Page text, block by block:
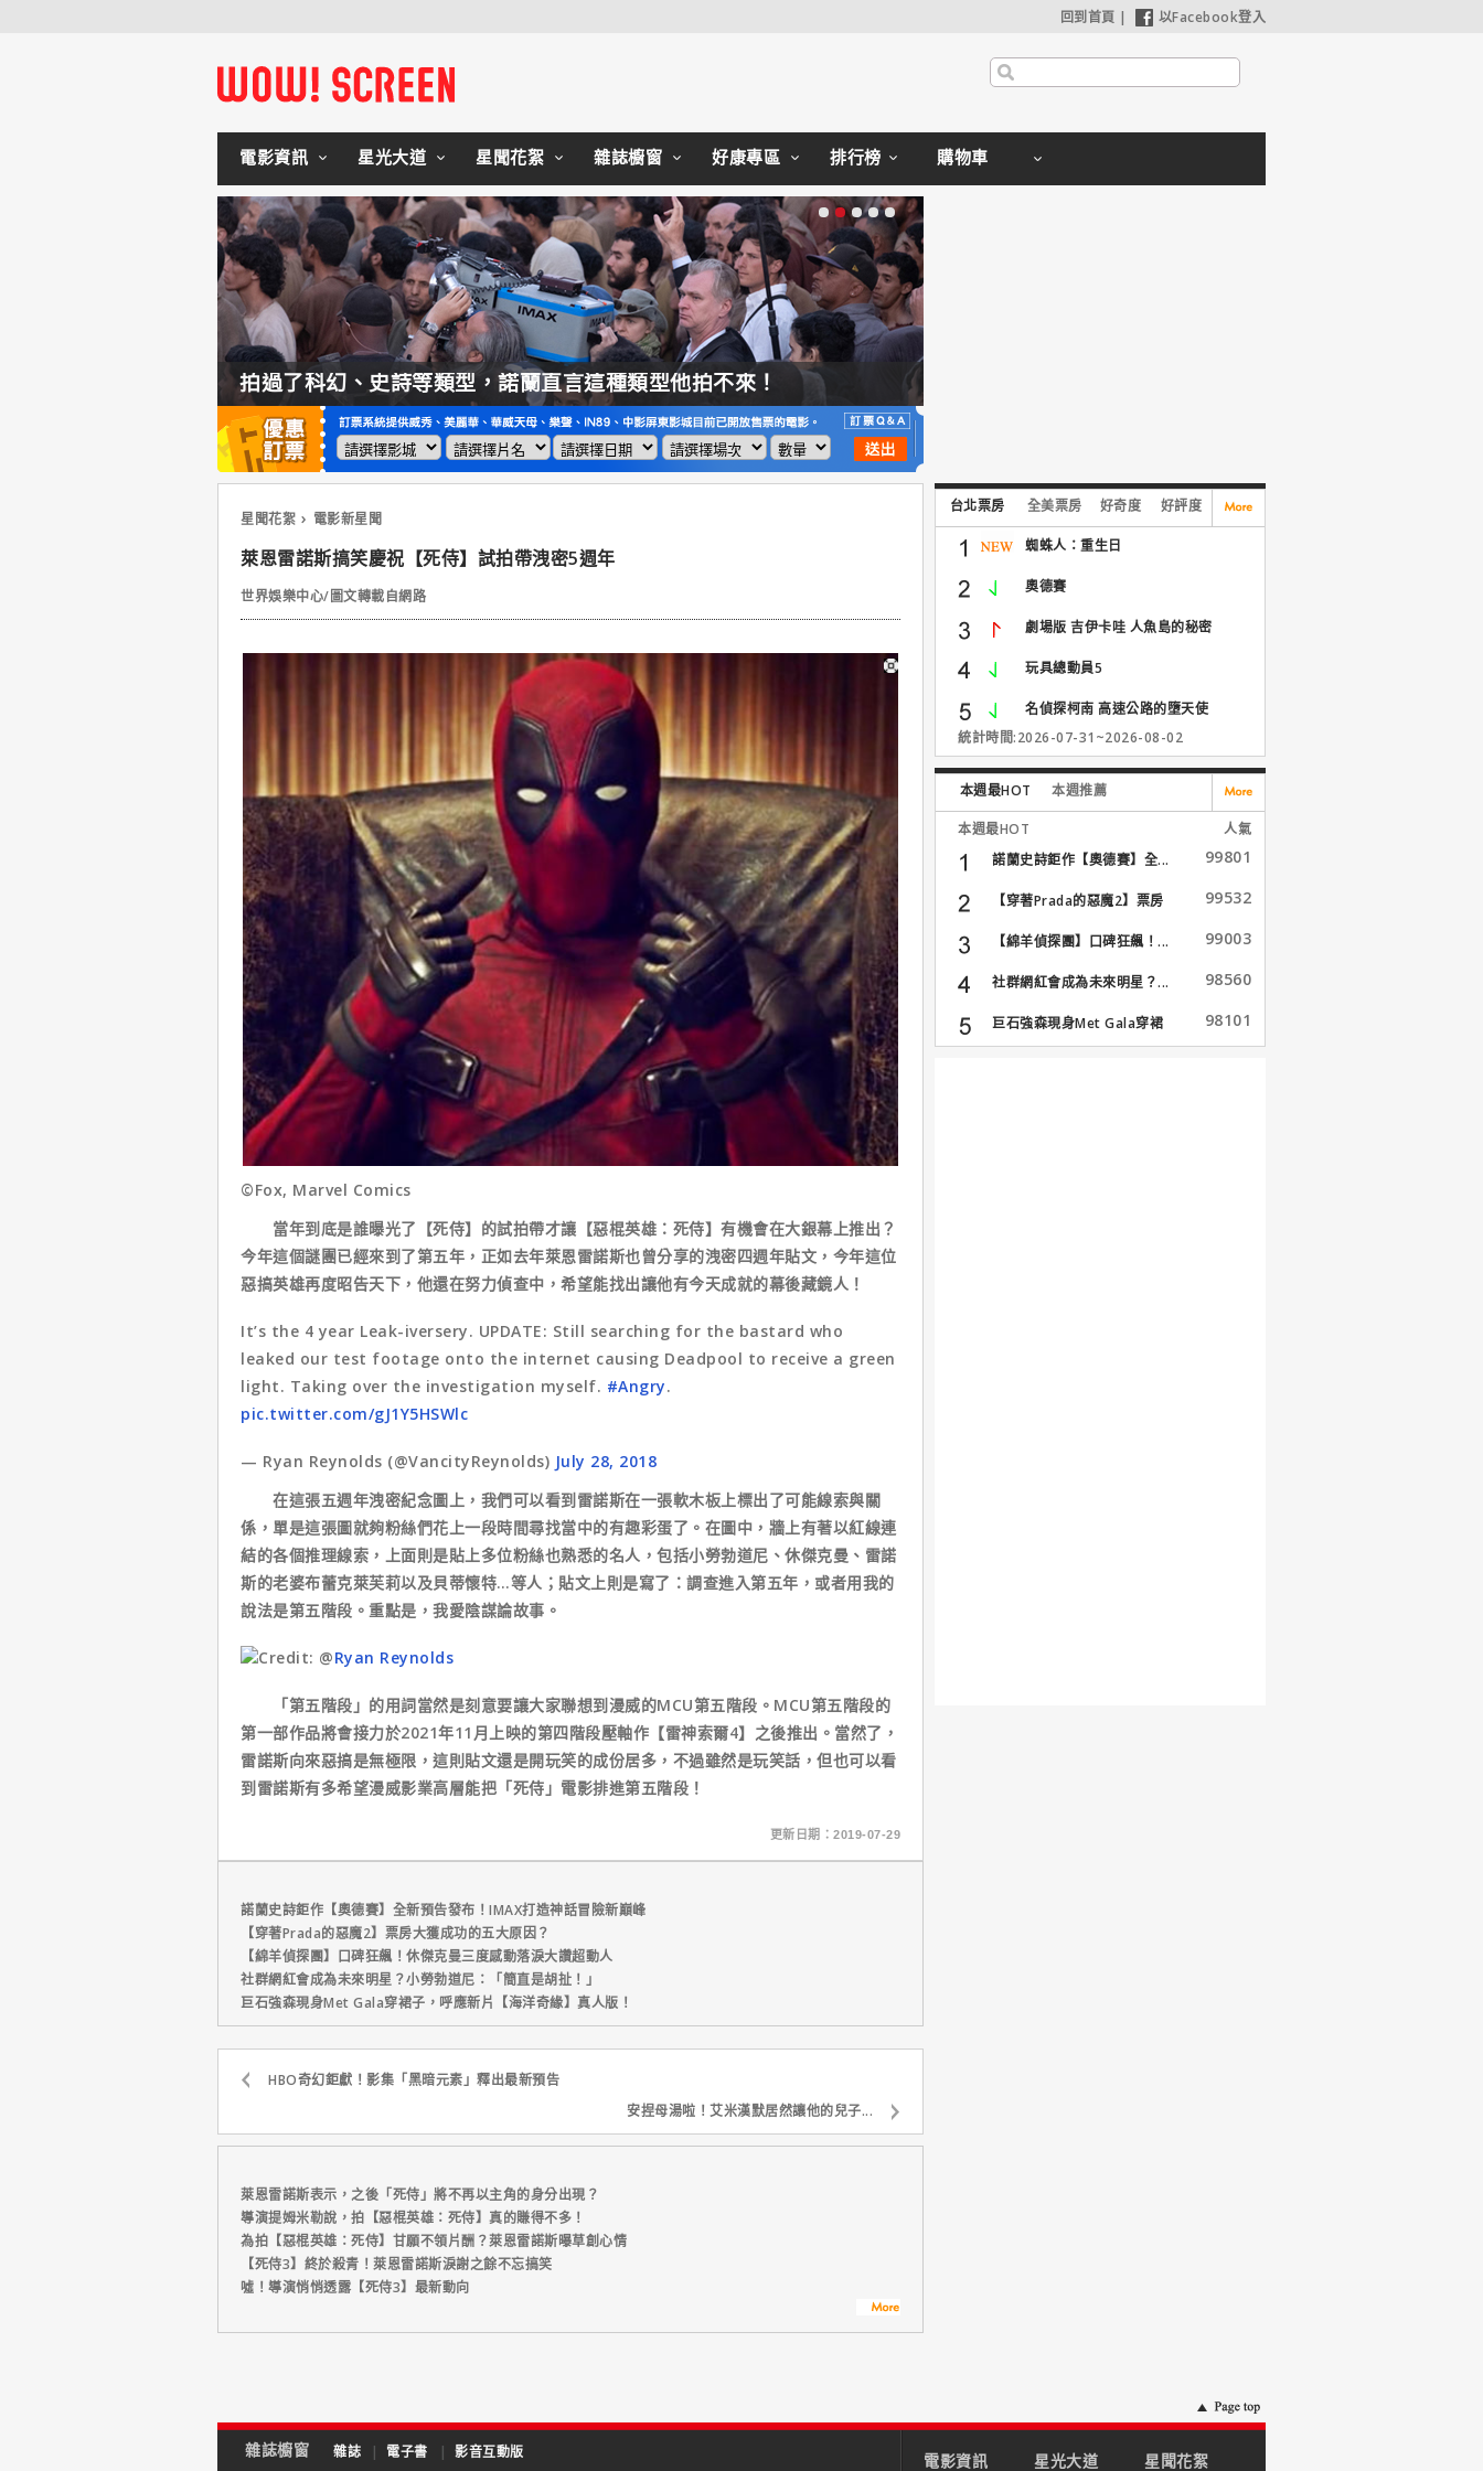
回到首頁 | 以Facebook登入
電影資訊 星光大道 星聞花絮 雜誌櫥窗 好康專區 排行榜 購物車
拍過了科幻、史詩等類型，諾蘭直言這種類型他拍不來！
星聞花絮 電影新星聞
萊恩雷諾斯搞笑慶祝【死侍】試拍帶洩密5週年
世界娛樂中心/圖文轉載自網路
©Fox, Marvel Comics
當年到底是誰曝光了【死侍】的試拍帶才讓【惡棍英雄：死侍】有機會在大銀幕上推出？
今年這個謎團已經來到了第五年，正如去年萊恩雷諾斯也曾分享的洩密四週年貼文，今年這位
惡搞英雄再度昭告天下，他還在努力偵查中，希望能找出讓他有今天成就的幕後藏鏡人！
It’s the 4 year Leak-iversery. UPDATE: Still searching for the bastard who
leaked our test footage onto the internet causing Deadpool to receive a green
light. Taking over the investigation myself. #Angry.
pic.twitter.com/gJ1Y5HSWlc
— Ryan Reynolds (@VancityReynolds) July 28, 2018
在這張五週年洩密紀念圖上，我們可以看到雷諾斯在一張軟木板上標出了可能線索與關
係，單是這張圖就夠粉絲們花上一段時間尋找當中的有趣彩蛋了。在圖中，牆上有著以紅線連
結的各個推理線索，上面則是貼上多位粉絲也熟悉的名人，包括小勞勃道尼、休傑克曼、雷諾
斯的老婆布蕾克萊芙莉以及貝蒂懷特…等人；貼文上則是寫了：調查進入第五年，或者用我的
說法是第五階段。重點是，我愛陰謀論故事。
Credit: @Ryan Reynolds
「第五階段」的用詞當然是刻意要讓大家聯想到漫威的MCU第五階段。MCU第五階段的
第一部作品將會接力於2021年11月上映的第四階段壓軸作【雷神索爾4】之後推出。當然了，
雷諾斯向來惡搞是無極限，這則貼文還是開玩笑的成份居多，不過雖然是玩笑話，但也可以看
到雷諾斯有多希望漫威影業高層能把「死侍」電影排進第五階段！
更新日期：2019-07-29
諾蘭史詩鉅作【奧德賽】全新預告發布！IMAX打造神話冒險新巔峰
【穿著Prada的惡魔2】票房大獲成功的五大原因？
【綿羊偵探團】口碑狂飆！休傑克曼三度感動落淚大讚超動人
社群網紅會成為未來明星？小勞勃道尼：「簡直是胡扯！」
巨石強森現身Met Gala穿裙子，呼應新片【海洋奇緣】真人版！
HBO奇幻鉅獻！影集「黑暗元素」釋出最新預告
安捏母湯啦！艾米漢默居然讓他的兒子...
萊恩雷諾斯表示，之後「死侍」將不再以主角的身分出現？
導演提姆米勒說，拍【惡棍英雄：死侍】真的賺得不多！
為拍【惡棍英雄：死侍】甘願不領片酬？萊恩雷諾斯曝草創心情
【死侍3】終於殺青！萊恩雷諾斯淚謝之餘不忘搞笑
噓！導演悄悄透露【死侍3】最新動向
台北票房 全美票房 好奇度 好評度
蜘蛛人：重生日
奧德賽
劇場版 吉伊卡哇 人魚島的秘密
玩具總動員5
名偵探柯南 高速公路的墮天使
統計時間:2026-07-31~2026-08-02
本週最HOT 本週推薦
本週最HOT
人氣
諾蘭史詩鉅作【奧德賽】全...
99801
【穿著Prada的惡魔2】票房
99532
【綿羊偵探團】口碑狂飆！... 99003
社群網紅會成為未來明星？... 98560
巨石強森現身Met Gala穿裙
子...
98101
雜誌櫥窗 雜誌 | 電子書 | 影音互動版 電影資訊 星光大道 星聞花絮